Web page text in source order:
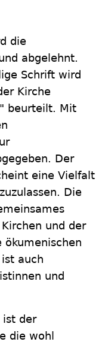
die
abgelehnt.
Schrift wird
Kirche
beurteilt. Mit
Der
eine Vielfalt
Die
und der
ökumenischen
auch
und
ist der
die wohl